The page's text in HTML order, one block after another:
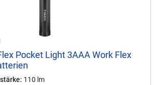
Pocket Light 3AAA Work Flex
110 lm